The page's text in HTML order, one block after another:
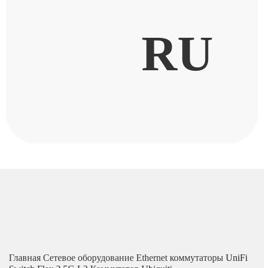
RU
Главная Сетевое оборудование Ethernet коммутаторы UniFi